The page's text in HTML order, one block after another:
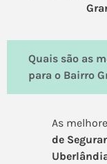
Quais são as
para o Bairro
As
de